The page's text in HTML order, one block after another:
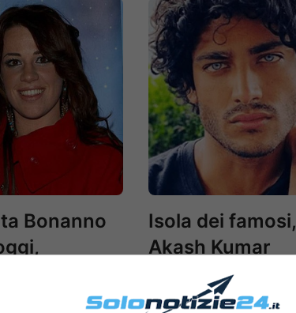
Bonanno
Isola dei famosi,
Akash Kumar
fidanzato con
un’ex tronista? Il